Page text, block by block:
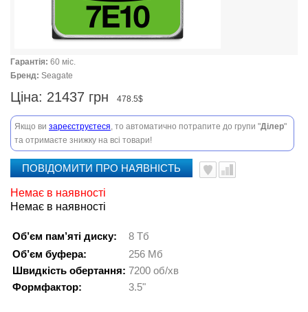
Гарантія: 60 міс.
Бренд: Seagate
Ціна: 21437 грн 478.5$
Якщо ви зареєструєтеся, то автоматично потрапите до групи "Ділер"
та отримаєте знижку на всі товари!
ПОВІДОМИТИ ПРО НАЯВНІСТЬ
Немає в наявності
Немає в наявності
Об’єм пам’яті диску:
8 Тб
Об’єм буфера:
256 Мб
Швидкість обертання: 7200 об/хв
Формфактор:
3.5"